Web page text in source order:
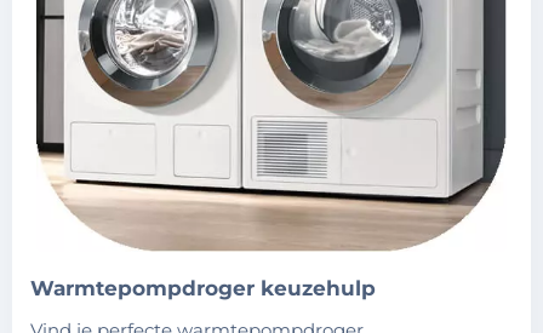
warmtepompdroger keuzehulp